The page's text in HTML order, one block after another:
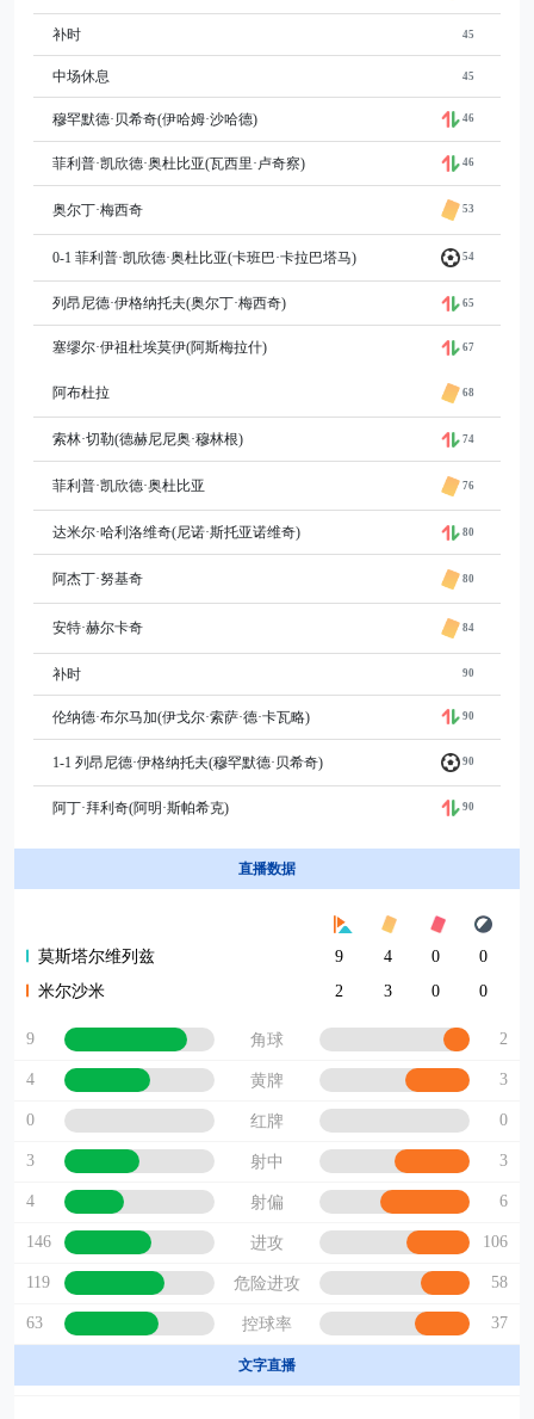
补时 45
中场休息 45
穆罕默德·贝希奇(伊哈姆·沙哈德) 46
菲利普·凯欣德·奥杜比亚(瓦西里·卢奇察) 46
奥尔丁·梅西奇 53
0-1 菲利普·凯欣德·奥杜比亚(卡班巴·卡拉巴塔马) 54
列昂尼德·伊格纳托夫(奥尔丁·梅西奇) 65
塞缪尔·伊祖杜埃莫伊(阿斯梅拉什) 67
阿布杜拉 68
索林·切勒(德赫尼尼奥·穆林根) 74
菲利普·凯欣德·奥杜比亚 76
达米尔·哈利洛维奇(尼诺·斯托亚诺维奇) 80
阿杰丁·努基奇 80
安特·赫尔卡奇 84
补时 90
伦纳德·布尔马加(伊戈尔·索萨·德·卡瓦略) 90
1-1 列昂尼德·伊格纳托夫(穆罕默德·贝希奇) 90
阿丁·拜利奇(阿明·斯帕希克) 90
直播数据
莫斯塔尔维列兹 9 4 0
0
米尔沙米
2 3 0 0
9 角球 2
4 黄牌 3
0 红牌 0
3 射中 3
4 射偏 6
146 进攻 106
119 危险进攻 58
63 控球率 37
文字直播